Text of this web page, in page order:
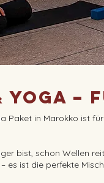
–
Paket in Marokko ist
bist, schon Wellen
es ist die perfekte